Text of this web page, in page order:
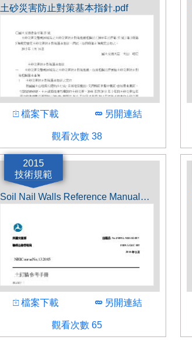
日本国土交通省
土砂災害防止對策基本指針.pdf
下載
檔案下載 下載
另開連結
觀看次數 38
2015
技術規範
Soil Nail Walls Reference Manual（土釘擋土牆參考手冊）.pdf
下載
檔案下載 下載
另開連結
觀看次數 65